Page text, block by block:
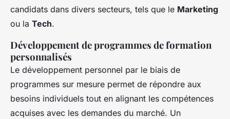
candidats dans divers secteurs, tels que le Marketing
ou la Tech.
Développement de programmes de formation
personnalisés
Le développement personnel par le biais de
programmes sur mesure permet de répondre aux
besoins individuels tout en alignant les compétences
acquises avec les demandes du marché. Un